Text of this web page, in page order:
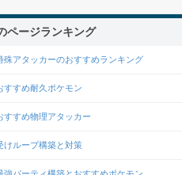
ページランキング
殊アタッカーのおすすめランキング
すすめ耐久ポケモン
すすめ物理アタッカー
けループ構築と対策